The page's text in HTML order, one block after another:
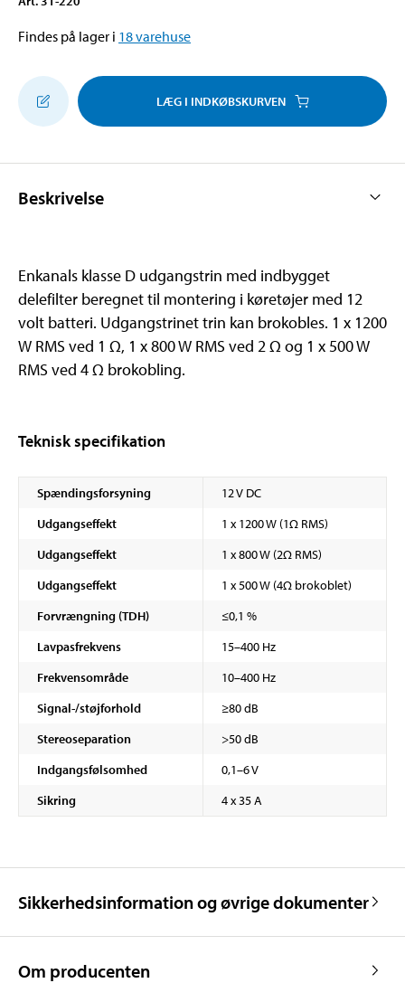
Findes på lager i 18varehuse
LÆG I INDKØBSKURVEN
Beskrivelse
Enkanals klasse D udgangstrin med indbygget
delefilter beregnet til montering i køretøjer med 12
volt batteri. Udgangstrinet trin kan brokobles. 1 x 1200
W RMS ved 1 Ω, 1 x 800 W RMS ved 2 Ω og 1 x 500 W
RMS ved 4 Ω brokobling.
Teknisk specifikation
Spændingsforsyning
12 V DC
Udgangseffekt
1 x 1200 W (1Ω RMS)
Udgangseffekt
1 x 800 W (2Ω RMS)
Udgangseffekt
1 x 500 W (4Ω brokoblet)
Forvrængning (TDH)
≤0,1 %
Lavpasfrekvens
15–400 Hz
Frekvensområde
10–400 Hz
Signal-/støjforhold
≥80 dB
Stereoseparation
>50 dB
Indgangsfølsomhed
0,1–6 V
Sikring
4 x 35 A
Sikkerhedsinformation og øvrige dokumenter
Om producenten